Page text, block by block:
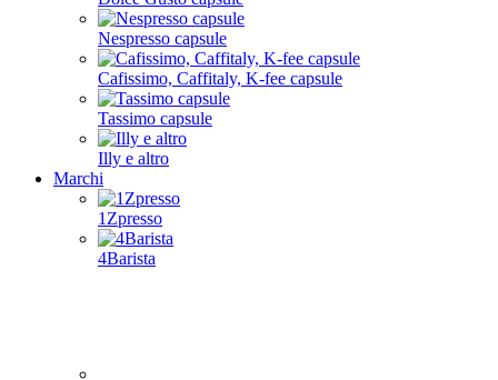
Nespresso capsule
Cafissimo, Caffitaly, K-fee capsule
Tassimo capsule
Illy e altro
Marchi
1Zpresso
4Barista